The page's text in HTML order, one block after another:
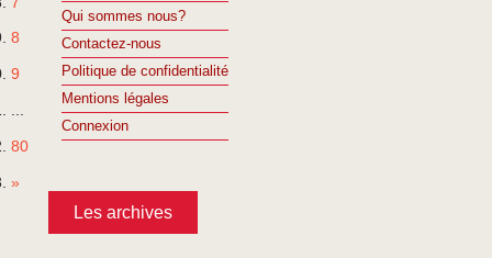
8
9
80
»
Qui sommes nous?
Contactez-nous
Politique de confidentialité
Mentions légales
Connexion
Les archives